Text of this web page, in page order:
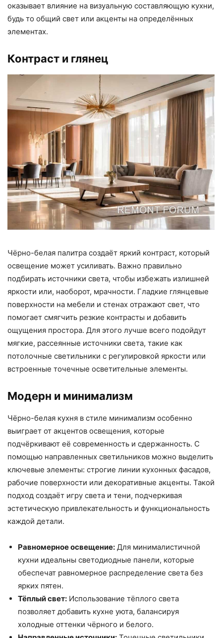
оказывает влияние на визуальную составляющую кухни,
будь то общий свет или акценты на определённых
элементах.
Контраст и глянец
Чёрно-белая палитра создаёт яркий контраст, который
освещение может усиливать. Важно правильно
подбирать источники света, чтобы избежать излишней
яркости или, наоборот, мрачности. Гладкие глянцевые
поверхности на мебели и стенах отражают свет, что
помогает смягчить резкие контрасты и добавить
ощущения простора. Для этого лучше всего подойдут
мягкие, рассеянные источники света, такие как
потолочные светильники с регулировкой яркости или
встроенные точечные осветительные элементы.
Модерн и минимализм
Чёрно-белая кухня в стиле минимализм особенно
выиграет от акцентов освещения, которые
подчёркивают её современность и сдержанность. С
помощью направленных светильников можно выделить
ключевые элементы: строгие линии кухонных фасадов,
рабочие поверхности или декоративные акценты. Такой
подход создаёт игру света и тени, подчеркивая
эстетическую привлекательность и функциональность
каждой детали.
Равномерное освещение: Для минималистичной
кухни идеальны светодиодные панели, которые
обеспечат равномерное распределение света без
ярких пятен.
Тёплый свет: Использование тёплого света
позволяет добавить кухне уюта, балансируя
холодные оттенки чёрного и белого.